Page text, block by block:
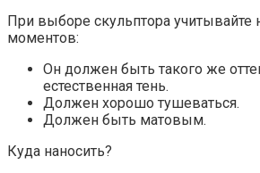
При выборе скульптора учитывайте
моментов:
Он должен быть такого же
естественная тень.
Должен хорошо тушеваться.
Должен быть матовым.
Куда наносить?